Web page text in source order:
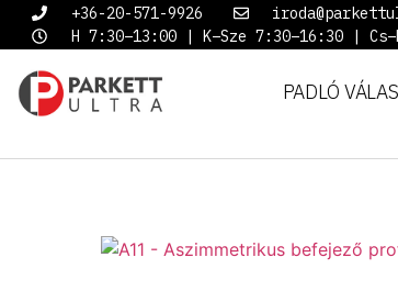
+36-20-571-9926
H 7:30–13:00 | K–Sze 7:30–16:30 |
PADLÓ